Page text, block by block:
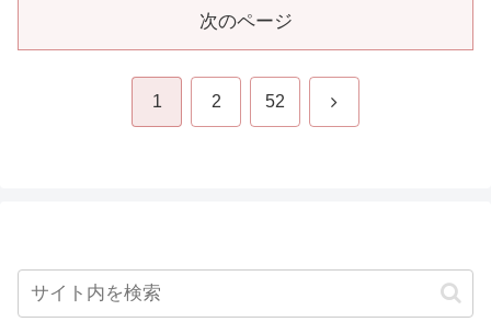
次のページ
1 2 52 次